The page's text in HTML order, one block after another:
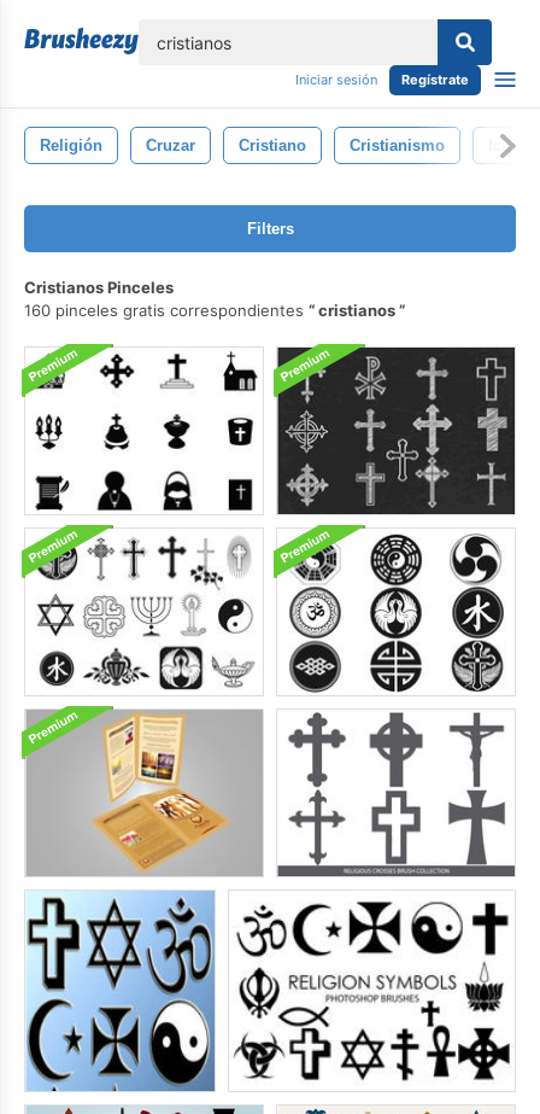
Iniciar sesión Regístrate
Religión Cruzar Cristiano Cristianismo Icono
Filters
Cristianos Pinceles
160 pinceles gratis correspondientes
cristianos